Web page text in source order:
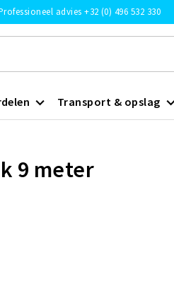
advies +32 (0) 496 532 330
Transport & opslag
9 meter